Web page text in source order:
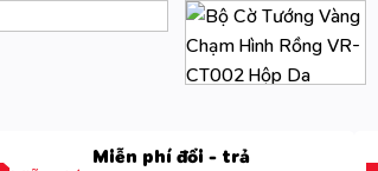
Miễn phí đổi - trả